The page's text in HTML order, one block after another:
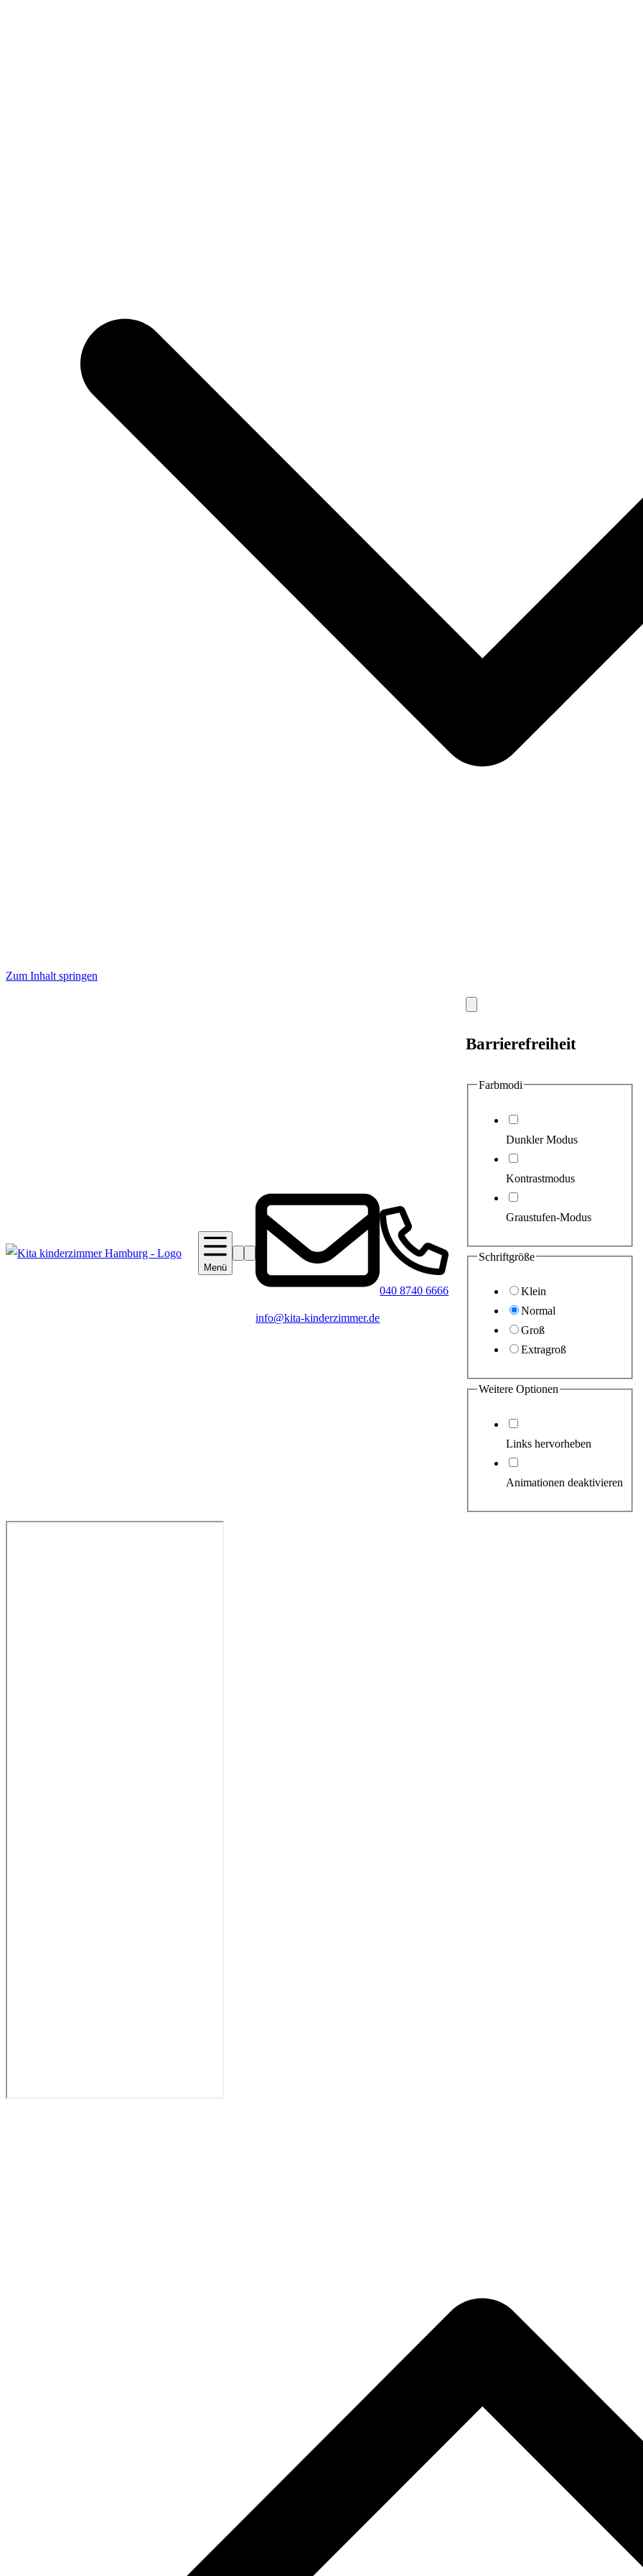
Zum Inhalt springen
Menü
Barrierefreiheit
info@kita-kinderzimmer.de
040 8740 6666
schließen
Barrierefreiheit
Farbmodi
Dunkler Modus
Kontrastmodus
Graustufen-Modus
Schriftgröße
Klein
Normal
Groß
Extragroß
Weitere Optionen
Links hervorheben
Animationen deaktivieren